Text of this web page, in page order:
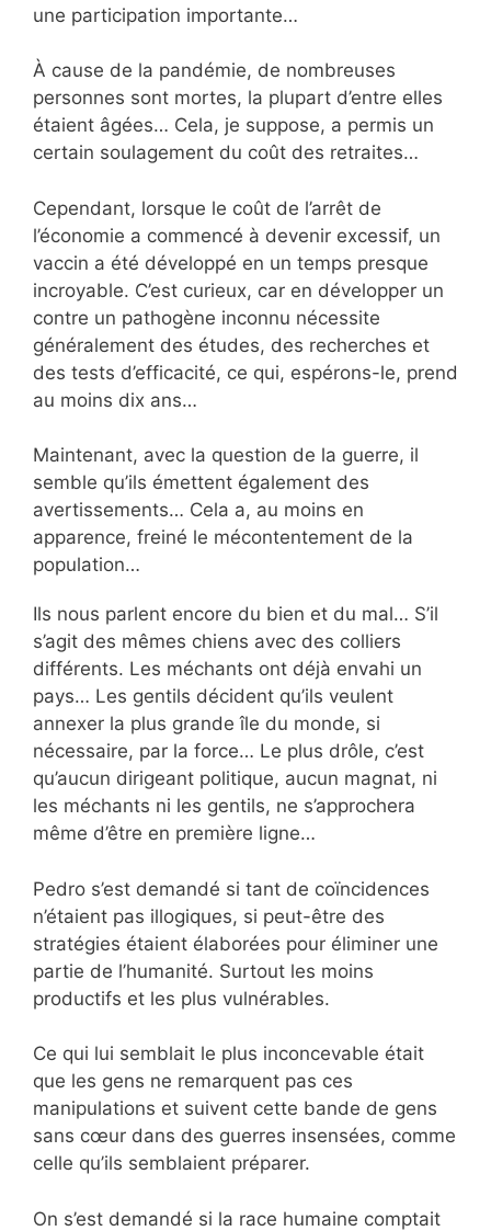
une participation importante…
À cause de la pandémie, de nombreuses
personnes sont mortes, la plupart d’entre elles
étaient âgées… Cela, je suppose, a permis un
certain soulagement du coût des retraites…
Cependant, lorsque le coût de l’arrêt de
l’économie a commencé à devenir excessif, un
vaccin a été développé en un temps presque
incroyable. C’est curieux, car en développer un
contre un pathogène inconnu nécessite
généralement des études, des recherches et
des tests d’efficacité, ce qui, espérons-le, prend
au moins dix ans…
Maintenant, avec la question de la guerre, il
semble qu’ils émettent également des
avertissements… Cela a, au moins en
apparence, freiné le mécontentement de la
population…
Ils nous parlent encore du bien et du mal… S’il
s’agit des mêmes chiens avec des colliers
différents. Les méchants ont déjà envahi un
pays… Les gentils décident qu’ils veulent
annexer la plus grande île du monde, si
nécessaire, par la force… Le plus drôle, c’est
qu’aucun dirigeant politique, aucun magnat, ni
les méchants ni les gentils, ne s’approchera
même d’être en première ligne…
Pedro s’est demandé si tant de coïncidences
n’étaient pas illogiques, si peut-être des
stratégies étaient élaborées pour éliminer une
partie de l’humanité. Surtout les moins
productifs et les plus vulnérables.
Ce qui lui semblait le plus inconcevable était
que les gens ne remarquent pas ces
manipulations et suivent cette bande de gens
sans cœur dans des guerres insensées, comme
celle qu’ils semblaient préparer.
On s’est demandé si la race humaine comptait